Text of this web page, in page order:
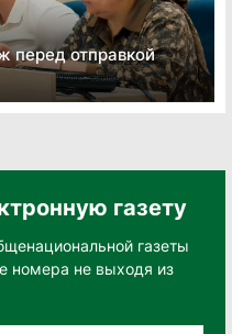
перед отправкой
газету
газеты
номера не выходя из